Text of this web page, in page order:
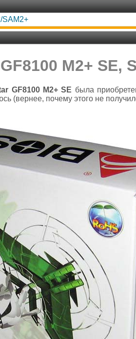
SAM2+
M2+ SE,
GF8100 M2+ SE была
(вернее, почему этого не